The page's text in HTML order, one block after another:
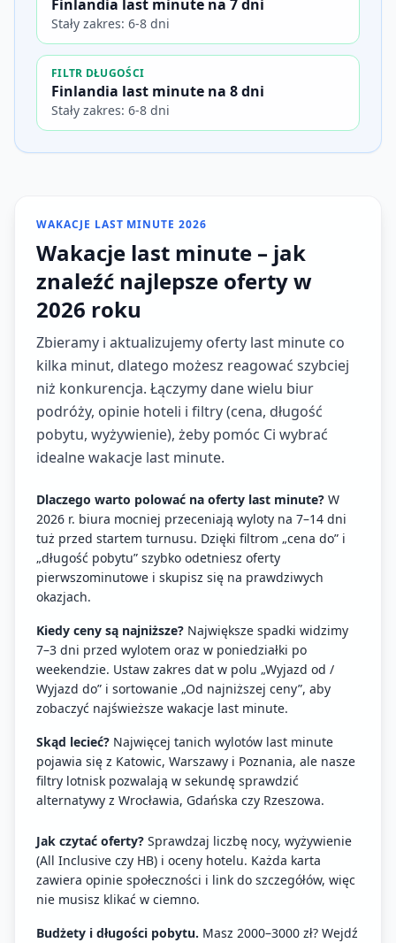
Finlandia last minute na 7 dni
Stały zakres: 6-8 dni
FILTR DŁUGOŚCI
Finlandia last minute na 8 dni
Stały zakres: 6-8 dni
WAKACJE LAST MINUTE 2026
Wakacje last minute – jak
znaleźć najlepsze oferty w
2026 roku
Zbieramy i aktualizujemy oferty last minute co
kilka minut, dlatego możesz reagować szybciej
niż konkurencja. Łączymy dane wielu biur
podróży, opinie hoteli i filtry (cena, długość
pobytu, wyżywienie), żeby pomóc Ci wybrać
idealne wakacje last minute.
Dlaczego warto polować na oferty last minute? W
2026 r. biura mocniej przeceniają wyloty na 7–14 dni
tuż przed startem turnusu. Dzięki filtrom „cena do” i
„długość pobytu” szybko odetniesz oferty
pierwszominutowe i skupisz się na prawdziwych
okazjach.
Kiedy ceny są najniższe? Największe spadki widzimy
7–3 dni przed wylotem oraz w poniedziałki po
weekendzie. Ustaw zakres dat w polu „Wyjazd od /
Wyjazd do” i sortowanie „Od najniższej ceny”, aby
zobaczyć najświeższe wakacje last minute.
Skąd lecieć? Najwięcej tanich wylotów last minute
pojawia się z Katowic, Warszawy i Poznania, ale nasze
filtry lotnisk pozwalają w sekundę sprawdzić
alternatywy z Wrocławia, Gdańska czy Rzeszowa.
Jak czytać oferty? Sprawdzaj liczbę nocy, wyżywienie
(All Inclusive czy HB) i oceny hotelu. Każda karta
zawiera opinie społeczności i link do szczegółów, więc
nie musisz klikać w ciemno.
Budżety i długości pobytu. Masz 2000–3000 zł? Wejdź